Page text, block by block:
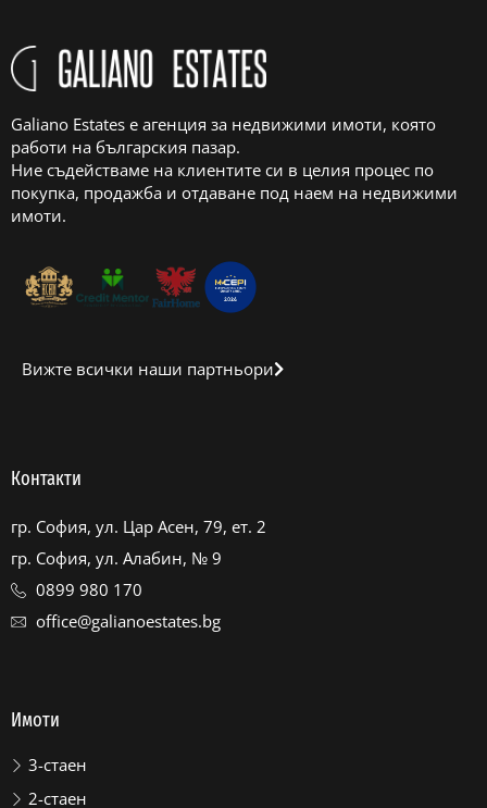
Galiano Estates е агенция за недвижими имоти, която
работи на българския пазар.
Ние съдействаме на клиентите си в целия процес по
покупка, продажба и отдаване под наем на недвижими
имоти.
Вижте всички наши партньори
Контакти
гр. София, ул. Цар Асен, 79, ет. 2
гр. София, ул. Алабин, № 9
0899 980 170
office@galianoestates.bg
Имоти
3-стаен
2-стаен